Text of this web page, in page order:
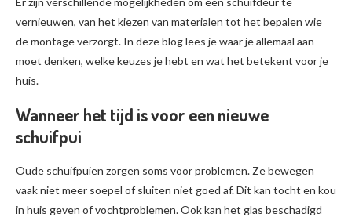
vernieuwen, van het kiezen van materialen tot het bepalen wie
de montage verzorgt. In deze blog lees je waar je allemaal aan
moet denken, welke keuzes je hebt en wat het betekent voor je
huis.
Wanneer het tijd is voor een nieuwe
schuifpui
Oude schuifpuien zorgen soms voor problemen. Ze bewegen
vaak niet meer soepel of sluiten niet goed af. Dit kan tocht en kou
in huis geven of vochtproblemen. Ook kan het glas beschadigd